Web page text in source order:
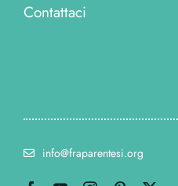
Contattaci
info@fraparentesi.org